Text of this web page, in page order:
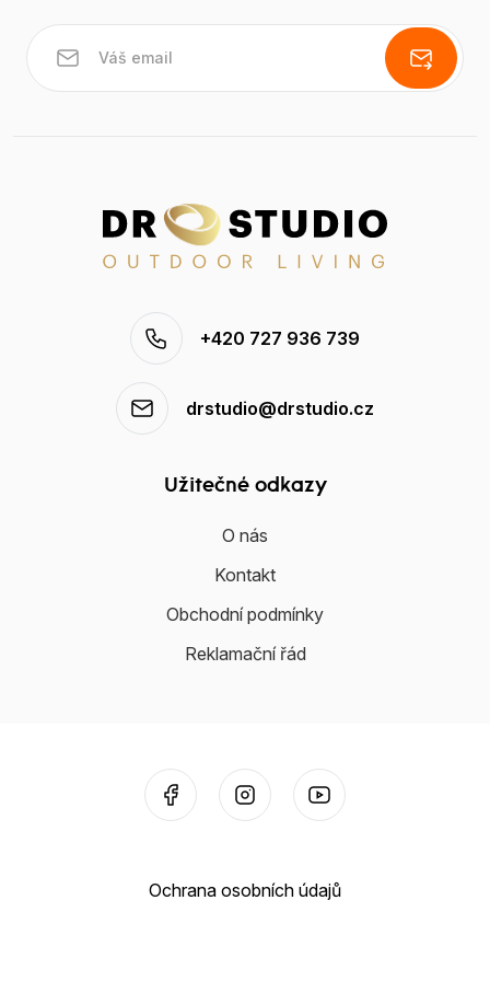
+420 727 936 739
drstudio@drstudio.cz
Užitečné odkazy
O nás
Kontakt
Obchodní podmínky
Reklamační řád
Ochrana osobních údajů